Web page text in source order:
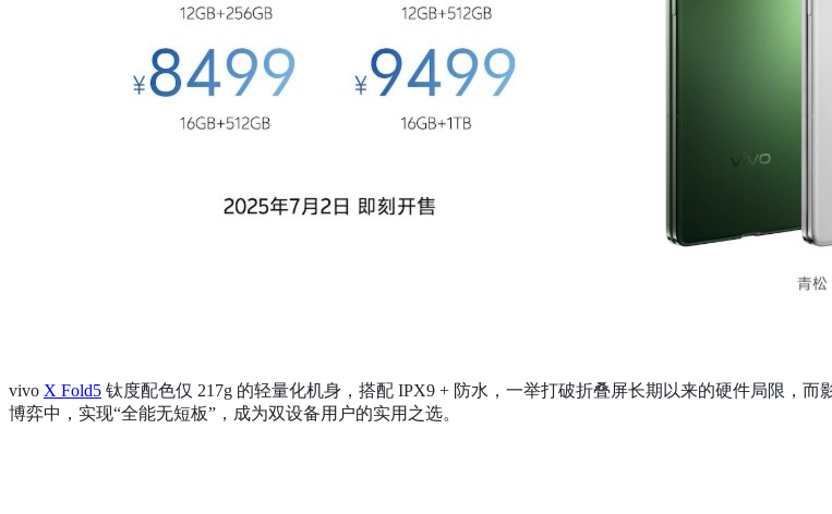
vivo X Fold5 钛度配色仅 217g 的轻量化机身，搭配 IPX9 + 防水，一举打破折叠屏长期以来的硬件局限，
博弈中，实现“全能无短板”，成为双设备用户的实用之选。